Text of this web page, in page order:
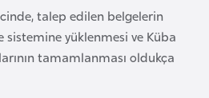
talep edilen belgelerin
sistemine yüklenmesi ve Küba
tamamlanması oldukça